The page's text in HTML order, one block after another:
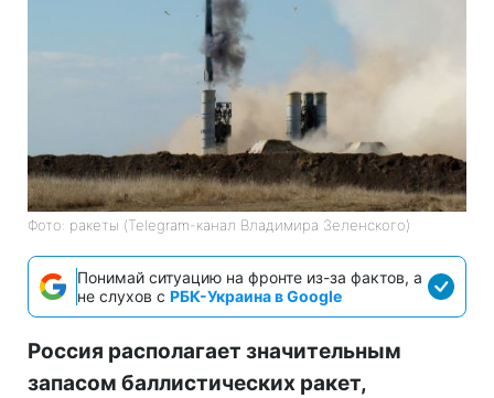
Фото: ракеты (Telegram-канал Владимира Зеленского)
Понимай ситуацию на фронте из-за фактов, а
не слухов с РБК-Украина в Google
Россия располагает значительным
запасом баллистических ракет,